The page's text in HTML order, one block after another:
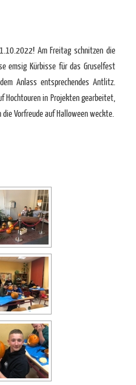
Am Freitag schnitzen die
emsig Kürbisse für das Gruselfest
Anlass entsprechendes Antlitz.
Hochtouren in Projekten gearbeitet,
Vorfreude auf Halloween weckte.